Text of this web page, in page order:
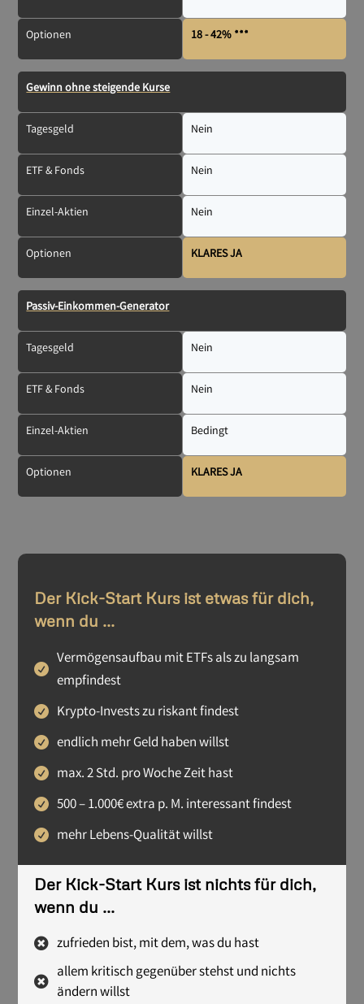
Optionen 18 - 42% ***
Tagesgeld
ETF & Fonds
Einzel-Aktien
Optionen
Gewinn ohne steigende Kurse
Nein
Nein
Nein
KLARES JA
Tagesgeld
ETF & Fonds
Einzel-Aktien
Optionen
Passiv-Einkommen-Generator
Nein
Nein
Bedingt
KLARES JA
Der Kick-Start Kurs ist etwas für dich,
wenn du ...
Vermögensaufbau mit ETFs als zu langsam
empfindest
Krypto-Invests zu riskant findest
endlich mehr Geld haben willst
max. 2 Std. pro Woche Zeit hast
500 – 1.000€ extra p. M. interessant findest
mehr Lebens-Qualität willst
Der Kick-Start Kurs ist nichts für dich,
wenn du ...
zufrieden bist, mit dem, was du hast
allem kritisch gegenüber stehst und nichts
ändern willst